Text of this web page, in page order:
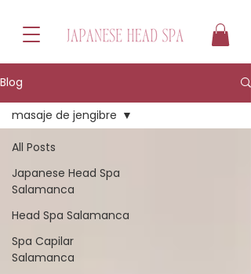
Blog
All Posts
Japanese Head Spa
Salamanca
Head Spa Salamanca
Spa Capilar
Salamanca
masaje de jengibre